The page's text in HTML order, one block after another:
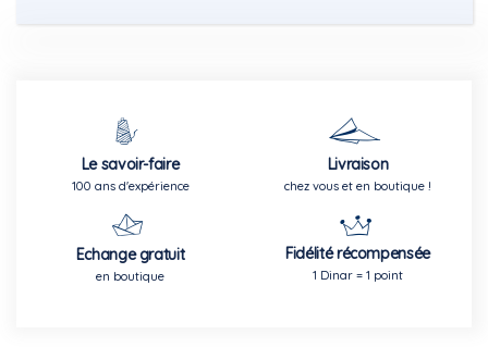
Le savoir-faire
100 ans d'expérience
Livraison
chez vous et en boutique !
Echange gratuit
en boutique
Fidélité récompensée
1 Dinar = 1 point